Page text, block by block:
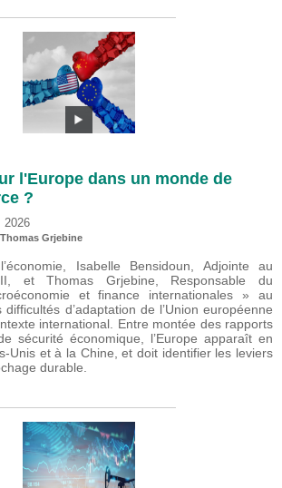
l'Europe dans un monde de
?
2026
Thomas Grjebine
Isabelle Bensidoun, Adjointe au
et Thomas Grjebine, Responsable du
et finance internationales » au
d’adaptation de l’Union européenne
international. Entre montée des rapports
sécurité économique, l’Europe apparaît en
Unis et à la Chine, et doit identifier les leviers
durable.